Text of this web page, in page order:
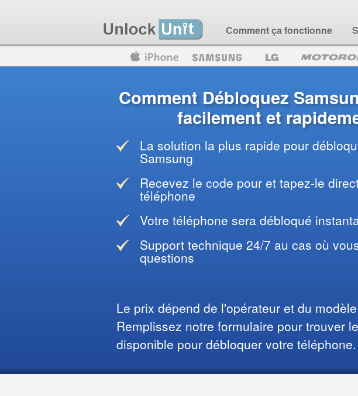
Comment ça fonctionne
Blackberry
Comment Débloquez
facilement et
La solution la plus rapide pour
Samsung
Recevez le code pour et tapez-le
téléphone
Votre téléphone sera débloqué
Support technique 24/7 au cas où
questions
Le prix dépend de l'opérateur et du
Remplissez notre formulaire pour trouver
disponible pour débloquer votre téléphone.